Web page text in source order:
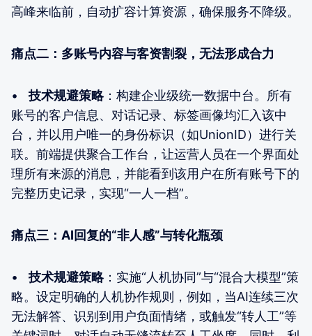
高峰来临前，自动扩容计算资源，确保服务不降级。
痛点二：多账号内容与客资割裂，无法形成合力
•技术规避策略 ：构建企业级统一数据中台。所有
账号的客户信息、对话记录、标签画像均汇入该中
台，并以用户唯一的身份标识（如UnionID）进行关
联。前端提供聚合工作台，让运营人员在一个界面处
理所有来源的消息，并能看到该用户在所有账号下的
完整历史记录，实现“一人一档”。
痛点三：AI回复的“非人感”与转化瓶颈
•技术规避策略 ：实施“人机协同”与“混合大模型”策
略。设定明确的人机协作规则，例如，当AI连续三次
无法解答、识别到用户负面情绪，或触发“转人工”等